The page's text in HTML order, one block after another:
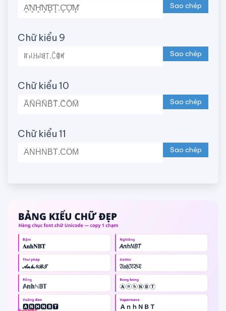
Sao chép
Chữ kiểu 9
Sao chép
Chữ kiểu 10
Sao chép
Chữ kiểu 11
Sao chép